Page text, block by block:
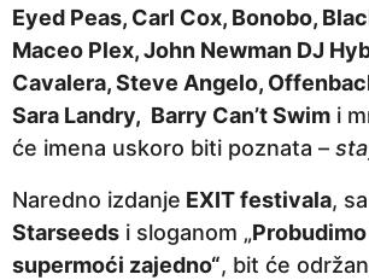
Eyed Peas, Carl Cox, Bonobo,
Maceo Plex, John Newman DJ
Cavalera, Steve Angelo,
Sara Landry, Barry Can’t Swim i
će imena uskoro biti poznata –
Naredno izdanje EXIT festivala,
Starseeds i sloganom „
supermoći zajedno“, bit će